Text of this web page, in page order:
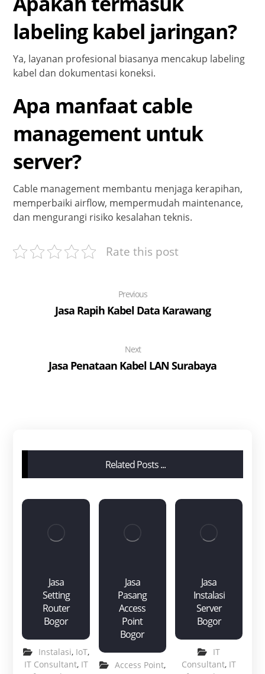
labeling kabel jaringan?
Ya, layanan profesional biasanya mencakup labeling
kabel dan dokumentasi koneksi.
Apa manfaat cable
management untuk
server?
Cable management membantu menjaga kerapihan,
memperbaiki airflow, mempermudah maintenance,
dan mengurangi risiko kesalahan teknis.
Rate this post
Previous
Jasa Rapih Kabel Data Karawang
Next
Jasa Penataan Kabel LAN Surabaya
Related Posts ...
Jasa
Setting
Router
Bogor
Instalasi, IoT,
IT Consultant, IT
Jasa
Pasang
Access
Point
Bogor
Access Point,
Jasa
Instalasi
Server
Bogor
IT
Consultant, IT